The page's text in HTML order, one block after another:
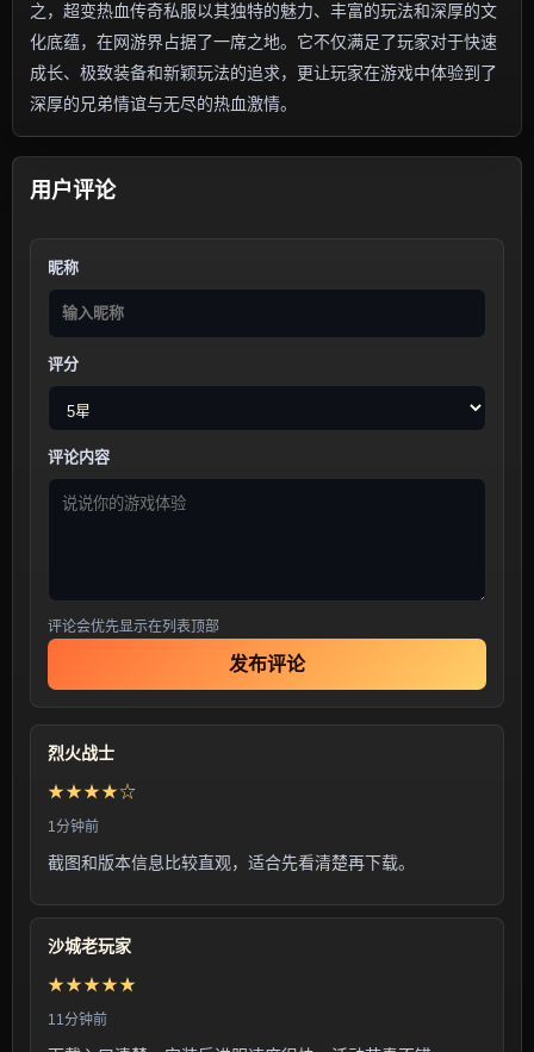
之，超变热血传奇私服以其独特的魅力、丰富的玩法和深厚的文
化底蕴，在网游界占据了一席之地。它不仅满足了玩家对于快速
成长、极致装备和新颖玩法的追求，更让玩家在游戏中体验到了
深厚的兄弟情谊与无尽的热血激情。
用户评论
昵称
评分
评论内容
评论会优先显示在列表顶部
发布评论
烈火战士
★★★★☆
1分钟前
截图和版本信息比较直观，适合先看清楚再下载。
沙城老玩家
★★★★★
11分钟前